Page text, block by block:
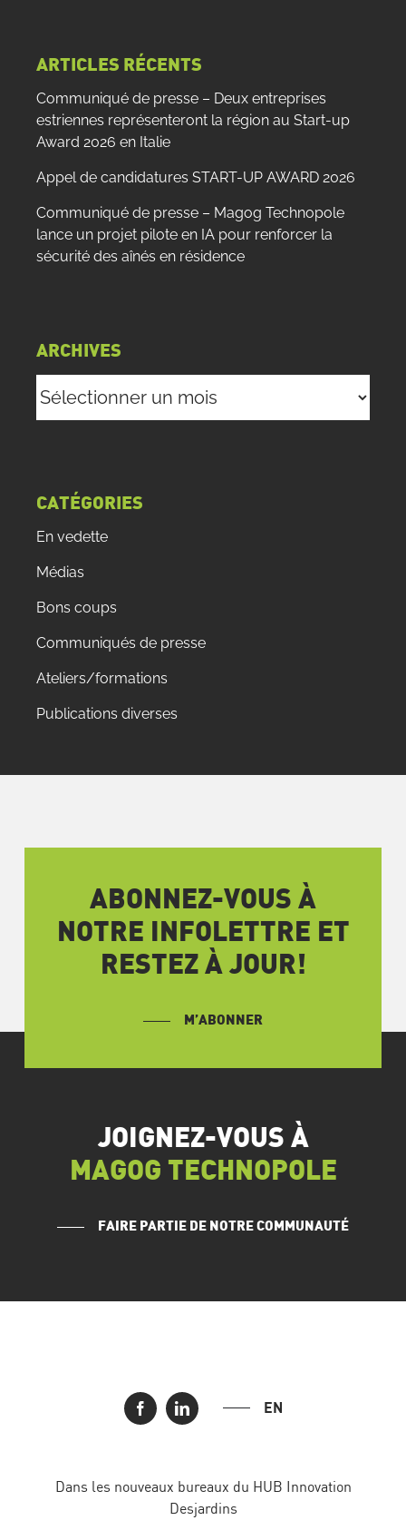
ARTICLES RÉCENTS
Communiqué de presse – Deux entreprises
estriennes représenteront la région au Start-up
Award 2026 en Italie
Appel de candidatures START-UP AWARD 2026
Communiqué de presse – Magog Technopole
lance un projet pilote en IA pour renforcer la
sécurité des aînés en résidence
ARCHIVES
CATÉGORIES
En vedette
Médias
Bons coups
Communiqués de presse
Ateliers/formations
Publications diverses
ABONNEZ-VOUS À
NOTRE INFOLETTRE ET
RESTEZ À JOUR!
M’ABONNER
JOIGNEZ-VOUS À
MAGOG TECHNOPOLE
FAIRE PARTIE DE NOTRE COMMUNAUTÉ
EN
Dans les nouveaux bureaux du HUB Innovation
Desjardins